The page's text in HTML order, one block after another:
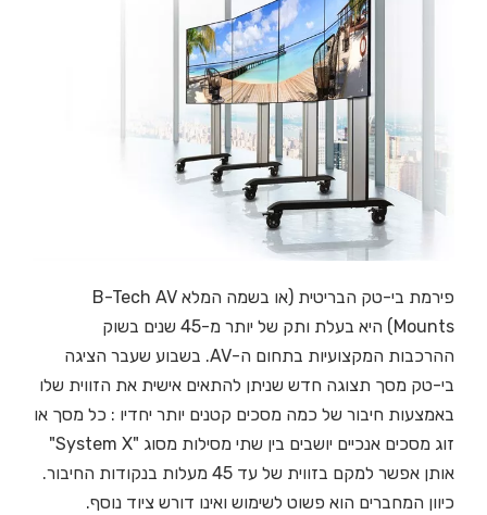
פירמת בי-טק הבריטית (או בשמה המלא B-Tech AV
Mounts) היא בעלת ותק של יותר מ-45 שנים בשוק
ההרכבות המקצועיות בתחום ה-AV. בשבוע שעבר הציגה
בי-טק מסך תצוגה חדש שניתן להתאים אישית את הזווית שלו
באמצעות חיבור של כמה מסכים קטנים יותר יחדיו : כל מסך או
זוג מסכים אנכיים יושבים בין שתי מסילות מסוג "System X"
אותן אפשר למקם בזווית של עד 45 מעלות בנקודות החיבור.
כיוון המחברים הוא פשוט לשימוש ואינו דורש ציוד נוסף.